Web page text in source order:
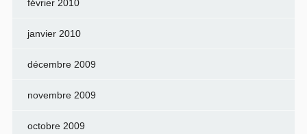
février 2010
janvier 2010
décembre 2009
novembre 2009
octobre 2009